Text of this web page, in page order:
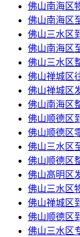
佛山南海区
佛山南海区
佛山三水区
佛山南海区
佛山三水区
佛山禅城区
佛山禅城区
佛山南海区
佛山顺德区
佛山顺德区
佛山三水区
佛山顺德区
佛山高明区
佛山三水区
佛山禅城区
佛山顺德区
佛山三水区